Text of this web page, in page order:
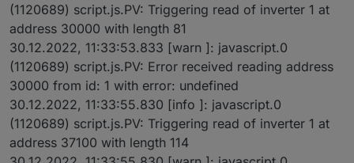
(1120689) script.js.PV: Triggering read of inverter 1 at
address 30000 with length 81
30.12.2022, 11:33:53.833 [warn ]: javascript.0
(1120689) script.js.PV: Error received reading address
30000 from id: 1 with error: undefined
30.12.2022, 11:33:55.830 [info ]: javascript.0
(1120689) script.js.PV: Triggering read of inverter 1 at
address 37100 with length 114